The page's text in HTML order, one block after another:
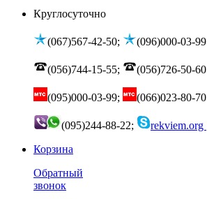
Круглосуточно
(067)567-42-50; (096)000-03-99
(056)744-15-55; (056)726-50-60
(095)000-03-99; (066)023-80-70
(095)244-88-22;
rekviem.org
Корзина
Обратный
звонок